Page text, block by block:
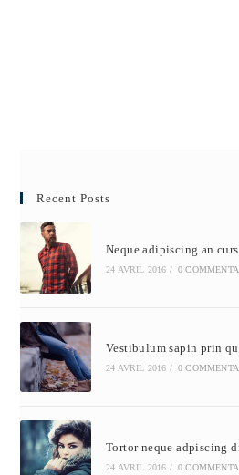
Recent Posts
Neque adipiscing an
24 AVRIL 2016 / 0
Vestibulum sapin prin
24 AVRIL 2016 / 0
Tortor neque adpiscing
24 AVRIL 2016 / 0